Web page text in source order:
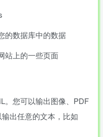
的数据库中的数据
站上的一些页面
。您可以输出图像、PDF
出任意的文本，比如